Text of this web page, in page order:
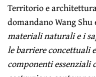
Territorio e
domandano Wang Shu
materiali naturali e i
le barriere concettuali
componenti essenziali